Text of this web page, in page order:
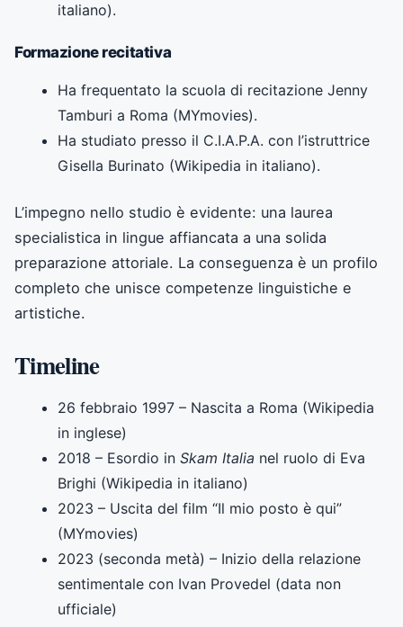
italiano).
Formazione recitativa
Ha frequentato la scuola di recitazione Jenny
Tamburi a Roma (MYmovies).
Ha studiato presso il C.I.A.P.A. con l’istruttrice
Gisella Burinato (Wikipedia in italiano).
L’impegno nello studio è evidente: una laurea
specialistica in lingue affiancata a una solida
preparazione attoriale. La conseguenza è un profilo
completo che unisce competenze linguistiche e
artistiche.
Timeline
26 febbraio 1997 – Nascita a Roma (Wikipedia
in inglese)
2018 – Esordio in Skam Italia nel ruolo di Eva
Brighi (Wikipedia in italiano)
2023 – Uscita del film “Il mio posto è qui”
(MYmovies)
2023 (seconda metà) – Inizio della relazione
sentimentale con Ivan Provedel (data non
ufficiale)